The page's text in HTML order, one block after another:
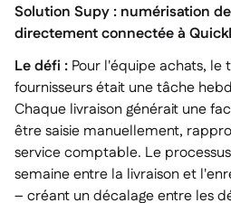
Solution Supy : numérisation
directement connectée à
Le défi : Pour l'équipe achats,
fournisseurs était une tâche
Chaque livraison générait une
être saisie manuellement,
service comptable. Le
semaine entre la livraison et
– créant un décalage entre les